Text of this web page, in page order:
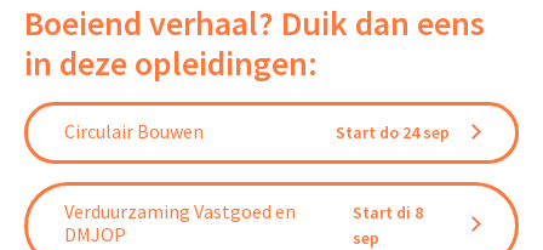
Boeiend verhaal? Duik dan eens
in deze opleidingen:
Circulair Bouwen Start do 24 sep
Verduurzaming Vastgoed en
DMJOP
Start di 8
sep